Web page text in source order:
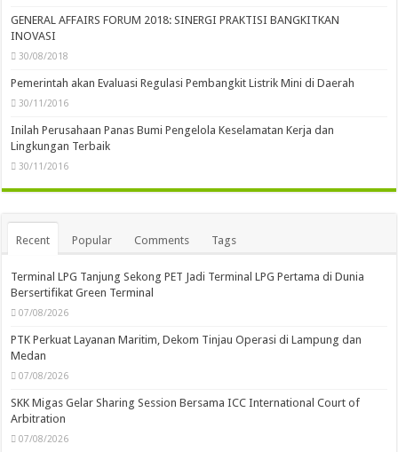
GENERAL AFFAIRS FORUM 2018: SINERGI PRAKTISI BANGKITKAN
INOVASI
30/08/2018
Pemerintah akan Evaluasi Regulasi Pembangkit Listrik Mini di Daerah
30/11/2016
Inilah Perusahaan Panas Bumi Pengelola Keselamatan Kerja dan
Lingkungan Terbaik
30/11/2016
Recent Popular Comments Tags
Terminal LPG Tanjung Sekong PET Jadi Terminal LPG Pertama di Dunia
Bersertifikat Green Terminal
07/08/2026
PTK Perkuat Layanan Maritim, Dekom Tinjau Operasi di Lampung dan
Medan
07/08/2026
SKK Migas Gelar Sharing Session Bersama ICC International Court of
Arbitration
07/08/2026